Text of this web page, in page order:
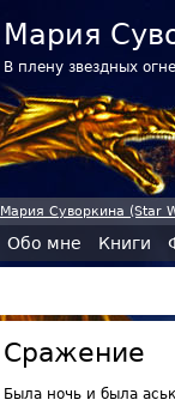
Мария
В плену звездных
Мария Суворкина (Star
Обо мне Книги
Сражение
Была ночь и была